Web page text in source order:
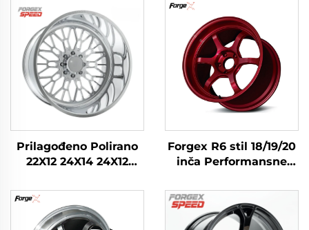
Prilagođeno Polirano
22X12 24X14 24X12
8x180 6x139.7 Legirano
Kovano Kamionsko
Koloč za Ford F-350
Forgex R6 stil 18/19/20
inča Performansne
s urezbom za sidrenje
gume za Civic Type R
WRX STI M3 GR Supra